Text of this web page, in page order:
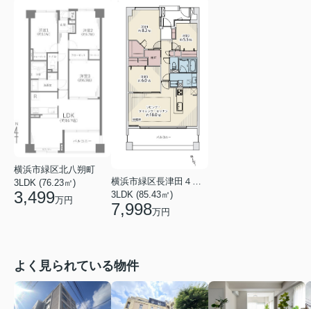
横浜市緑区北八朔町
3LDK (76.23㎡)
3,499万円
3LDK (85.43㎡)
7,998万円
よく見られている物件